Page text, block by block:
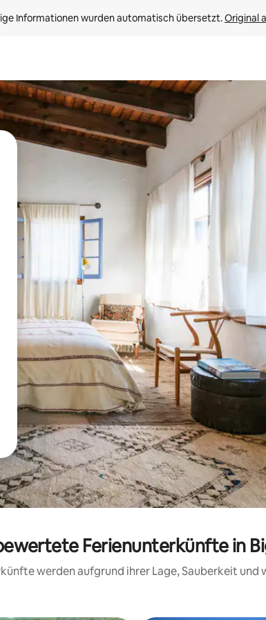
Informationen wurden automatisch übersetzt. Original
nach oben und unten oder erkunde die Ergebnisse
Ferienunterkünfte in
werden aufgrund ihrer Lage, Sauberkeit